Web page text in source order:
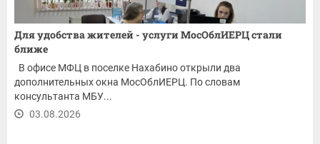
Для удобства жителей - услуги МосОблИЕРЦ стали
ближе
В офисе МФЦ в поселке Нахабино открыли два
дополнительных окна МосОблИЕРЦ. По словам
консультанта МБУ...
03.08.2026